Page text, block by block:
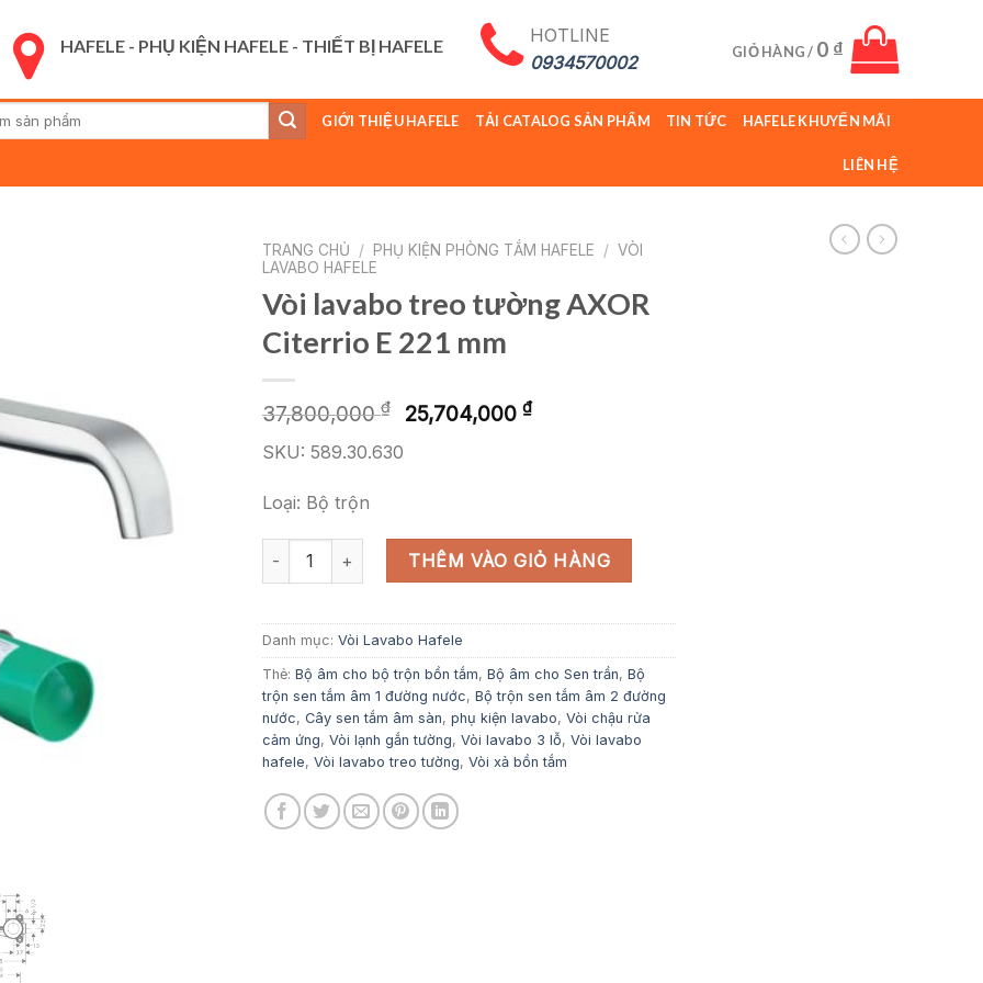
HAFELE - PHỤ KIỆN HAFELE - THIẾT BỊ HAFELE
HOTLINE
0934570002
GIỎ HÀNG / 0 ₫
GIỚI THIỆU HAFELE TẢI CATALOG SẢN PHẨM TIN TỨC HAFELE KHUYẾN MÃI
LIÊN HỆ
TRANG CHỦ / PHỤ KIỆN PHÒNG TẮM HAFELE / VÒI
LAVABO HAFELE
Vòi lavabo treo tường AXOR
Citerrio E 221 mm
37,800,000₫
Giá
25,704,000 ₫Giá
SKU: 589.30.630
Loại: Bộ trộn
Vòi lavabo treo tường AXOR Citerrio E 221 mm số lượng
THÊM VÀO GIỎ HÀNG
Danh mục: Vòi Lavabo Hafele
Thẻ: Bộ âm cho bộ trộn bồn tắm, Bộ âm cho Sen trần, Bộ
trộn sen tắm âm 1 đường nước, Bộ trộn sen tắm âm 2 đường
nước, Cây sen tắm âm sàn, phụ kiện lavabo, Vòi chậu rửa
cảm ứng, Vòi lạnh gắn tường, Vòi lavabo 3 lỗ, Vòi lavabo
hafele, Vòi lavabo treo tường, Vòi xả bồn tắm